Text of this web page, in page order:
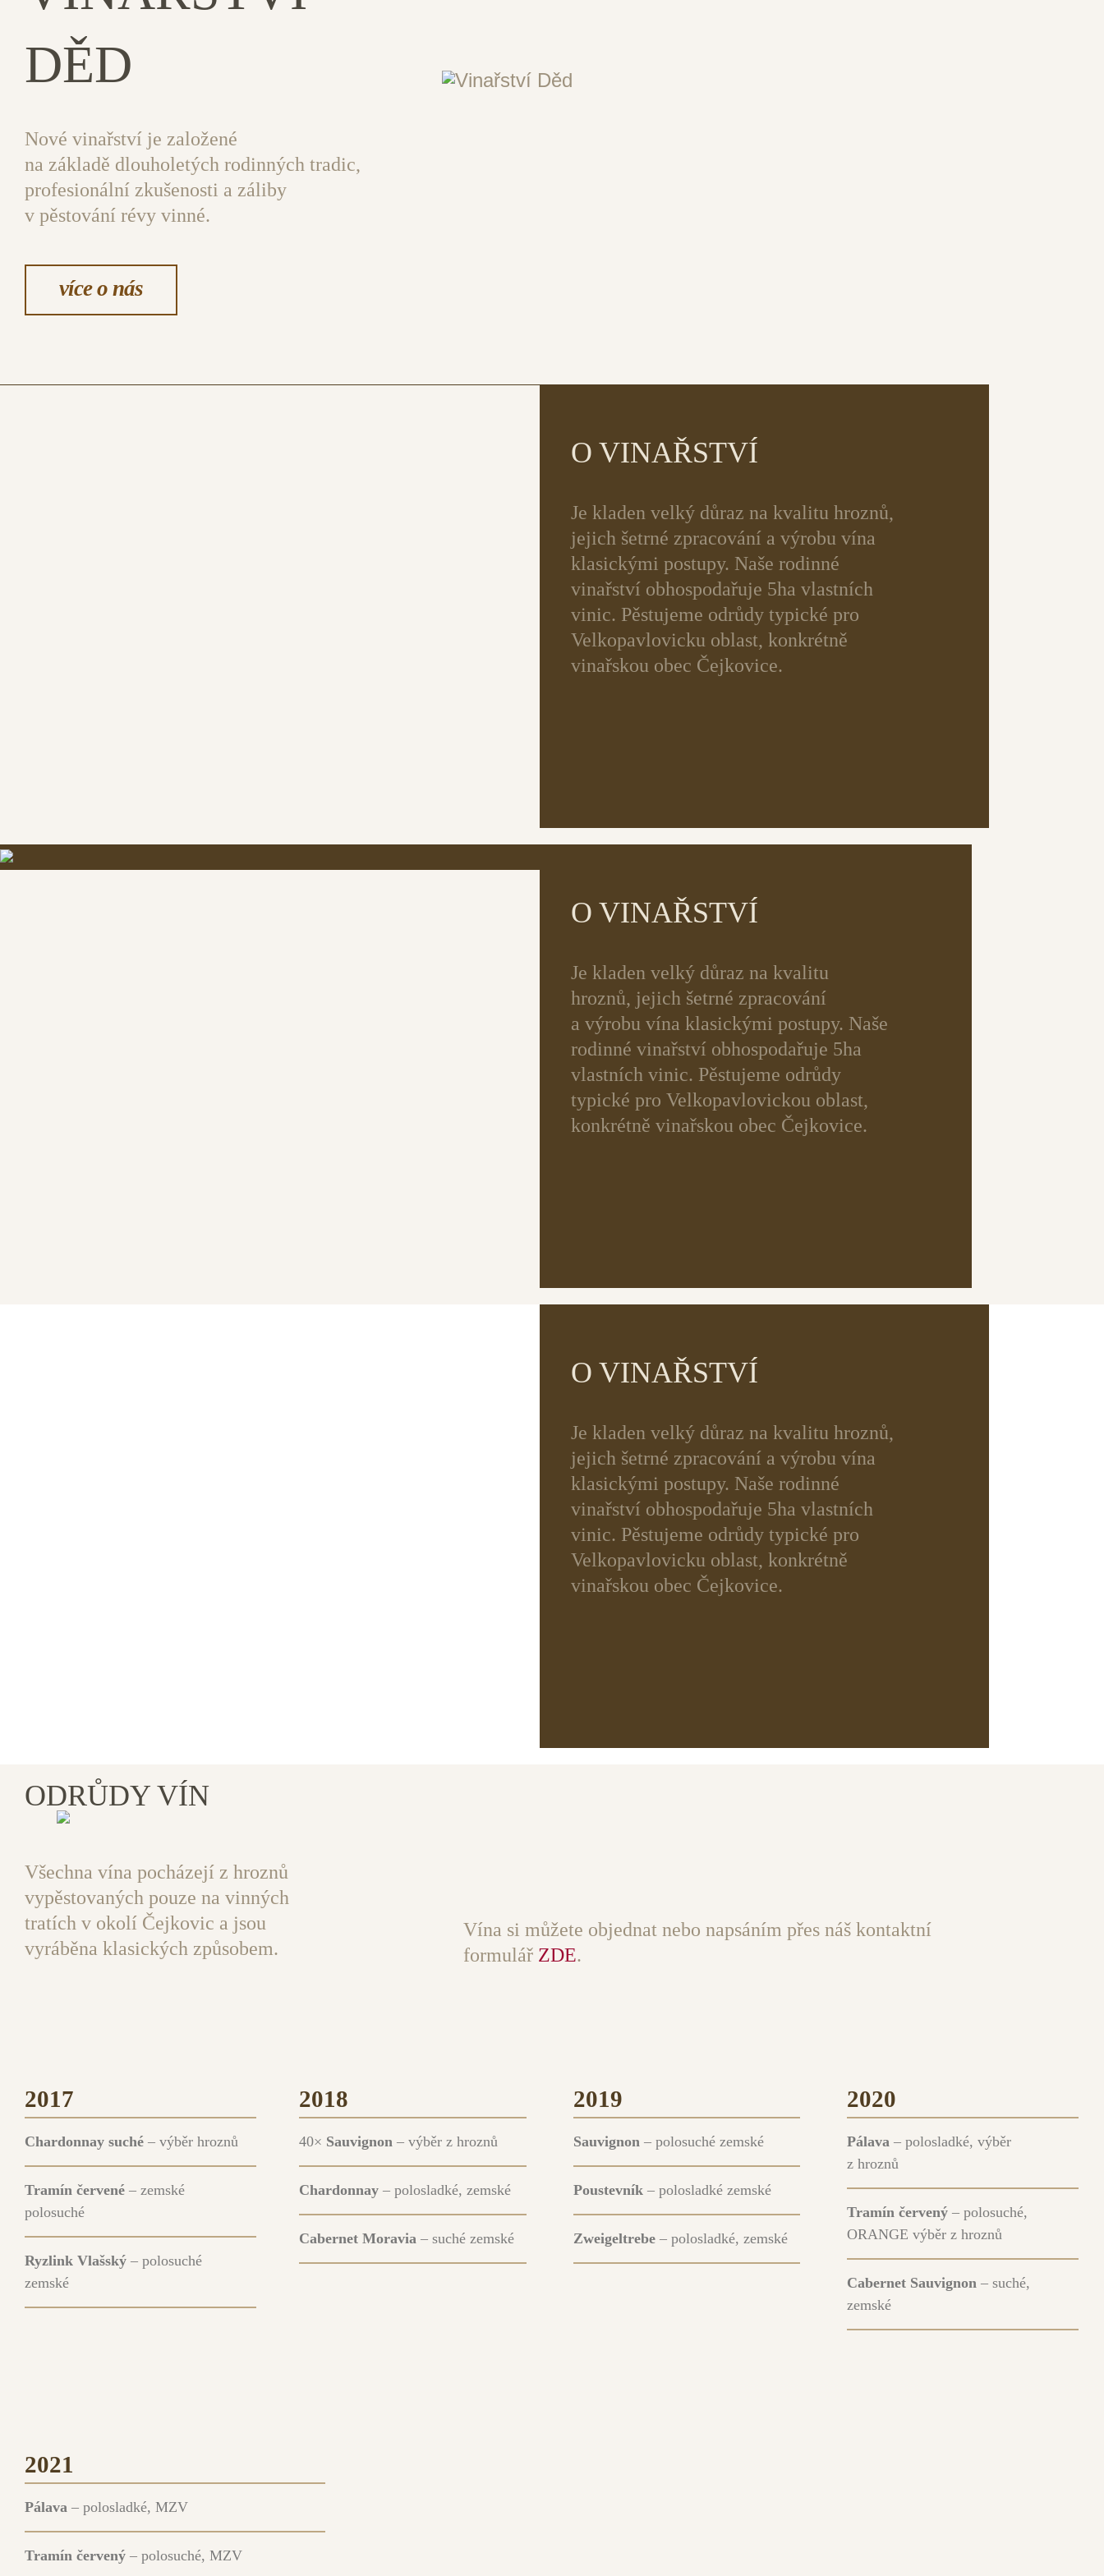
DĚD
Nové vinařství je založené
na základě dlouholetých rodinných tradic,
profesionální zkušenosti a záliby
v pěstování révy vinné.
více o nás
O VINAŘSTVÍ
Je kladen velký důraz na kvalitu hroznů,
jejich šetrné zpracování a výrobu vína
klasickými postupy. Naše rodinné
vinařství obhospodařuje 5ha vlastních
vinic. Pěstujeme odrůdy typické pro
Velkopavlovicku oblast, konkrétně
vinařskou obec Čejkovice.
O VINAŘSTVÍ
Je kladen velký důraz na kvalitu
hroznů, jejich šetrné zpracování
a výrobu vína klasickými postupy. Naše
rodinné vinařství obhospodařuje 5ha
vlastních vinic. Pěstujeme odrůdy
typické pro Velkopavlovickou oblast,
konkrétně vinařskou obec Čejkovice.
O VINAŘSTVÍ
Je kladen velký důraz na kvalitu hroznů,
jejich šetrné zpracování a výrobu vína
klasickými postupy. Naše rodinné
vinařství obhospodařuje 5ha vlastních
vinic. Pěstujeme odrůdy typické pro
Velkopavlovicku oblast, konkrétně
vinařskou obec Čejkovice.
ODRŮDY VÍN
Všechna vína pocházejí z hroznů
vypěstovaných pouze na vinných
tratích v okolí Čejkovic a jsou
vyráběna klasických způsobem.
Vína si můžete objednat nebo napsáním přes náš kontaktní
formulář ZDE.
2017
Chardonnay suché– výběr hroznů
Tramín červené– zemské
polosuché
Ryzlink Vlašský– polosuché
zemské
2018
40× Sauvignon– výběr z hroznů
Chardonnay– polosladké, zemské
Cabernet Moravia– suché zemské
2019
Sauvignon – polosuché zemské
Poustevník – polosladké zemské
Zweigeltrebe – polosladké, zemské
2020
Pálava– polosladké, výběr
z hroznů
Tramín červený – polosuché,
ORANGE výběr z hroznů
Cabernet Sauvignon – suché,
zemské
2021
Pálava – polosladké, MZV
Tramín červený– polosuché, MZV